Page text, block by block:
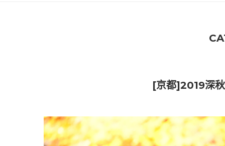
[京都]2019深